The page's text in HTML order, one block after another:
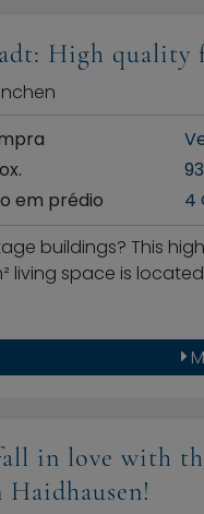
High quality
em prédio
4
buildings? This
living space is
in love with